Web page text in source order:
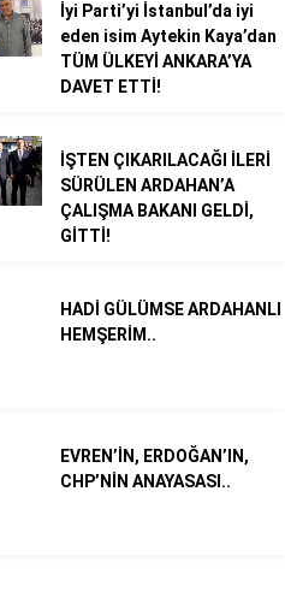
İyi Parti’yi İstanbul’da iyi
eden isim Aytekin Kaya’dan
TÜM ÜLKEYİ ANKARA’YA
DAVET ETTİ!
İŞTEN ÇIKARILACAĞI İLERİ
SÜRÜLEN ARDAHAN’A
ÇALIŞMA BAKANI GELDİ,
GİTTİ!
HADİ GÜLÜMSE ARDAHANLI
HEMŞERİM..
EVREN’İN, ERDOĞAN’IN,
CHP’NİN ANAYASASI..